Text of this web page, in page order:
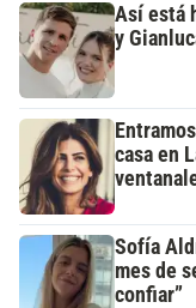
Así está
y
casa en
Sofía
mes de
confiar”